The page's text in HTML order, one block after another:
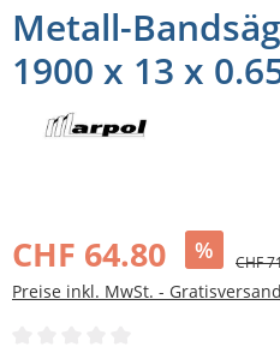
Metall-
1900 x 13 x
CHF 64.80 % CHF
Preise inkl. MwSt. -